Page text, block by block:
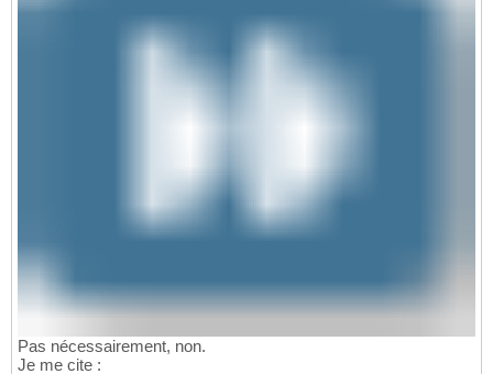
Pas nécessairement, non.
Je me cite :